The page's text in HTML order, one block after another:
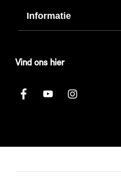
Informatie
Vind ons hier